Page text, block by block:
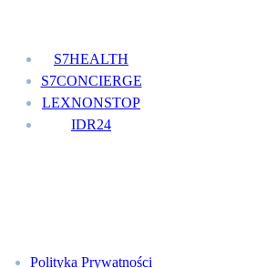
S7HEALTH
S7CONCIERGE
LEXNONSTOP
IDR24
Polityka Prywatności